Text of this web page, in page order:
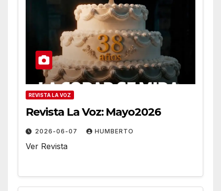
REVISTA LA VOZ
Revista La Voz: Mayo2026
2026-06-07 HUMBERTO
Ver Revista